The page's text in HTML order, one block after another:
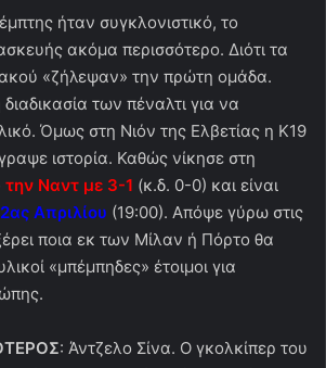
ήταν συγκλονιστικό, το
ακόμα περισσότερο. Διότι τα
«ζήλεψαν» την πρώτη ομάδα.
των πέναλτι για να
Όμως στη Νιόν της Ελβετίας η Κ19
ιστορία. Καθώς νίκησε στη
την Ναντ με 3-1 (κ.δ. 0-0) και είναι
Απριλίου (19:00). Απόψε γύρω στις
ποια εκ των Μίλαν ή Πόρτο θα
«μπέμπηδες» έτοιμοι για
: Άντζελο Σίνα. Ο γκολκίπερ του